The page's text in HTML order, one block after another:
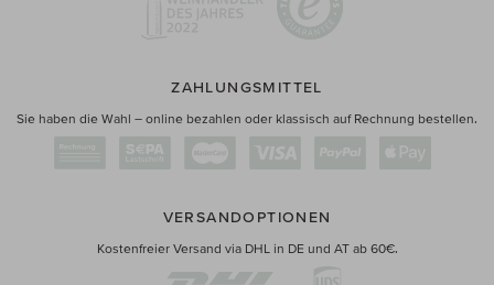
ZAHLUNGSMITTEL
Sie haben die Wahl – online bezahlen oder klassisch auf Rechnung bestellen.
VERSANDOPTIONEN
Kostenfreier Versand via DHL in DE und AT ab 60€.